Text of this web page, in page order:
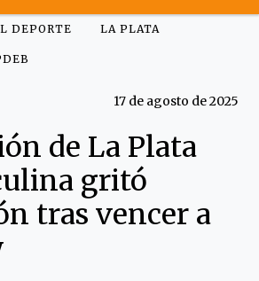
DEPORTE LA PLATA
17 de agosto de 2025
de La Plata
gritó
tras vencer a